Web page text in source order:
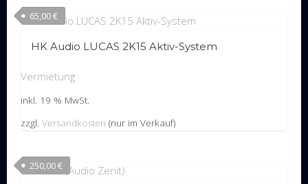
HK Audio LUCAS 2K15 Aktiv-System
65,00€
Vermietung
inkl. 19 % MwSt.
zzgl. Versandkosten (nur im Verkauf)
250,00€